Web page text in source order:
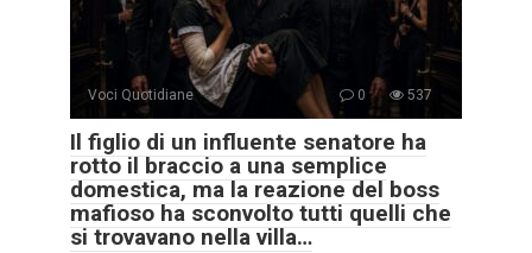
Voci Quotidiane 0 537
Il figlio di un influente senatore ha
rotto il braccio a una semplice
domestica, ma la reazione del boss
mafioso ha sconvolto tutti quelli che
si trovavano nella villa…